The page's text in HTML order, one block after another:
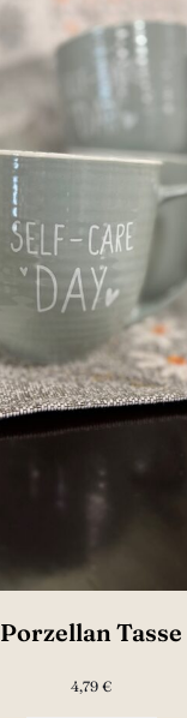
Porzellan Tasse
4,79 €